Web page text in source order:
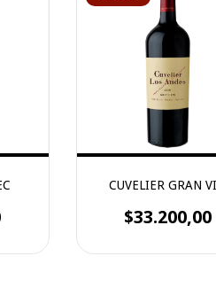
CUVELIER GRAN
$33.200,00